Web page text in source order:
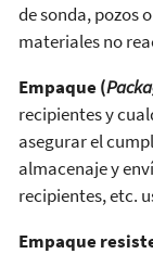
de sonda, pozos
materiales no
Empaque (
recipientes y
asegurar el
almacenaje y
recipientes, etc.
Empaque